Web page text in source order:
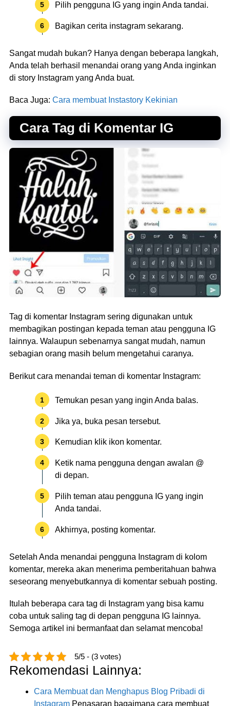
Pilih pengguna IG yang ingin Anda tandai.
Bagikan cerita instagram sekarang.
Sangat mudah bukan? Hanya dengan beberapa langkah,
Anda telah berhasil menandai orang yang Anda inginkan
di story Instagram yang Anda buat.
Baca Juga: Cara membuat Instastory Kekinian
Cara Tag di Komentar IG
Tag di komentar Instagram sering digunakan untuk
membagikan postingan kepada teman atau pengguna IG
lainnya. Walaupun sebenarnya sangat mudah, namun
sebagian orang masih belum mengetahui caranya.
Berikut cara menandai teman di komentar Instagram:
Temukan pesan yang ingin Anda balas.
Jika ya, buka pesan tersebut.
Kemudian klik ikon komentar.
Ketik nama pengguna dengan awalan @
di depan.
Pilih teman atau pengguna IG yang ingin
Anda tandai.
Akhirnya, posting komentar.
Setelah Anda menandai pengguna Instagram di kolom
komentar, mereka akan menerima pemberitahuan bahwa
seseorang menyebutkannya di komentar sebuah posting.
Itulah beberapa cara tag di Instagram yang bisa kamu
coba untuk saling tag di depan pengguna IG lainnya.
Semoga artikel ini bermanfaat dan selamat mencoba!
5/5 - (3 votes)
Rekomendasi Lainnya:
Cara Membuat dan Menghapus Blog Pribadi di
Instagram Penasaran bagaimana cara membuat